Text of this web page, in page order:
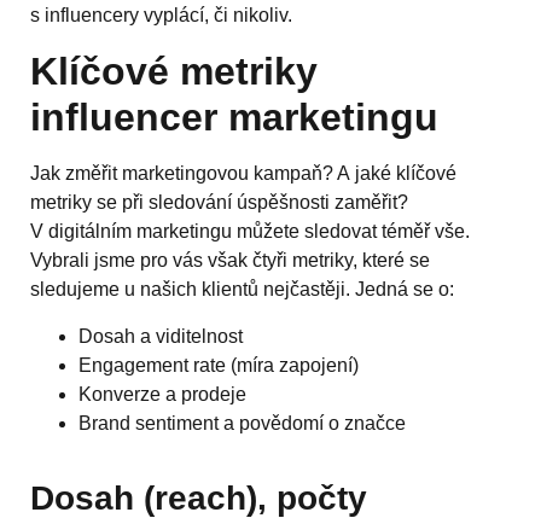
s influencery vyplácí, či nikoliv.
Klíčové metriky
influencer marketingu
Jak změřit marketingovou kampaň? A jaké klíčové
metriky se při sledování úspěšnosti zaměřit?
V digitálním marketingu můžete sledovat téměř vše.
Vybrali jsme pro vás však čtyři metriky, které se
sledujeme u našich klientů nejčastěji. Jedná se o:
Dosah a viditelnost
Engagement rate (míra zapojení)
Konverze a prodeje
Brand sentiment a povědomí o značce
Dosah (reach), počty